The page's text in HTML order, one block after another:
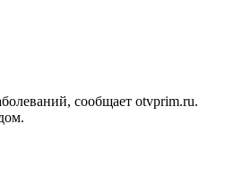
сообщает otvprim.ru.